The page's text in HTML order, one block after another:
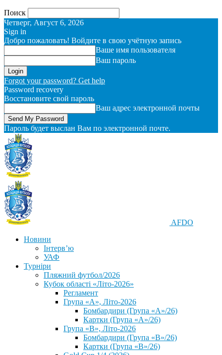
Поиск
Четверг, Август 6, 2026
Sign in
Добро пожаловать! Войдите в свою учётную запись
Ваше имя пользователя
Ваш пароль
Forgot your password? Get help
Password recovery
Восстановите свой пароль
Ваш адрес электронной почты
Пароль будет выслан Вам по электронной почте.
AFDO
Новини
Інтерв’ю
УАФ
Турніри
Пляжний футбол/2026
Кубок області «Літо-2026»
Регламент
Група «А», Літо-2026
Бомбардири (Група «А»/26)
Картки (Група «А»/26)
Група «В», Літо-2026
Бомбардири (Група «В»/26)
Картки (Група «В»/26)